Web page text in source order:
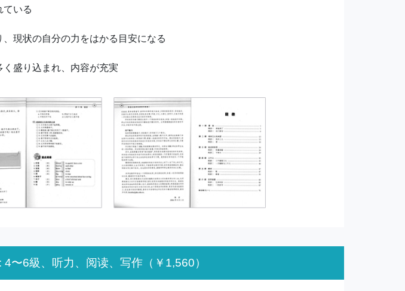
ている
現状の自分の力をはかる目安になる
盛り込まれ、内容が充実
4〜6級、听力、阅读、写作 （￥1,560）